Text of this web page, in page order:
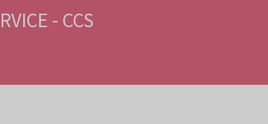
- CCS